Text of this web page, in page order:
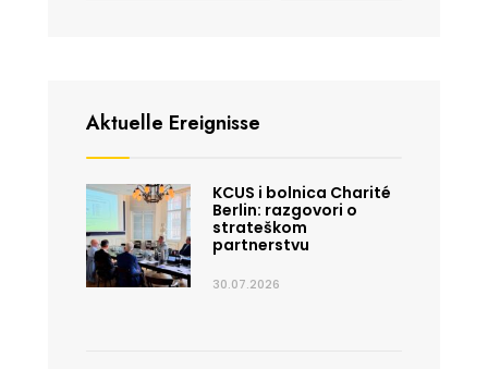
Aktuelle Ereignisse
KCUS i bolnica Charité
Berlin: razgovori o
strateškom
partnerstvu
30.07.2026